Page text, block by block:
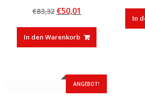
5.00
von 5
€83,32 Ursprünglicher
war:
€83,32
€50,01
ist:
€50,01.
In den Warenkorb
In
ANGEBOT!